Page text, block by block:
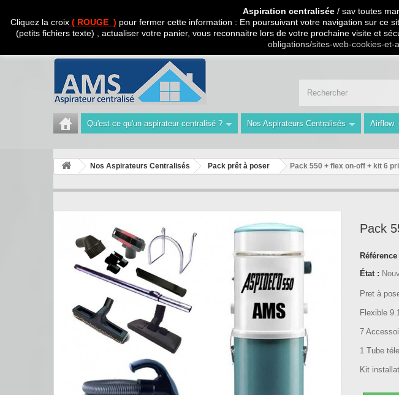
Aspiration centralisée/ sav toutes
Cliquez la croix ( ROUGE ) pour fermer cette information : En poursuivant votre navigation sur ce
(petits fichiers texte) , actualiser votre panier, vous reconnaitre lors de votre prochaine visite et
obligations/sites-web-cookies-
CADEAU SURPRISE A PARTIR DE 99€ D
Appelez-nous au :Tél : 04 42 40 47 93 | Technicien 06 59 48 32 38 de 9h à 20h " Les
Qu'est ce qu'un aspirateur centralisé ? Nos Aspirateurs Centralisés Airflow
Nos Aspirateurs Centralisés Pack prêt à poser Pack 550 + flex on-off + kit 6
Pack
Référence
État :
Pret à
Flexible
7
1 Tube
Kit